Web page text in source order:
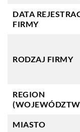
DATA
FIRMY
RODZAJ FIRMY
REGION
MIASTO